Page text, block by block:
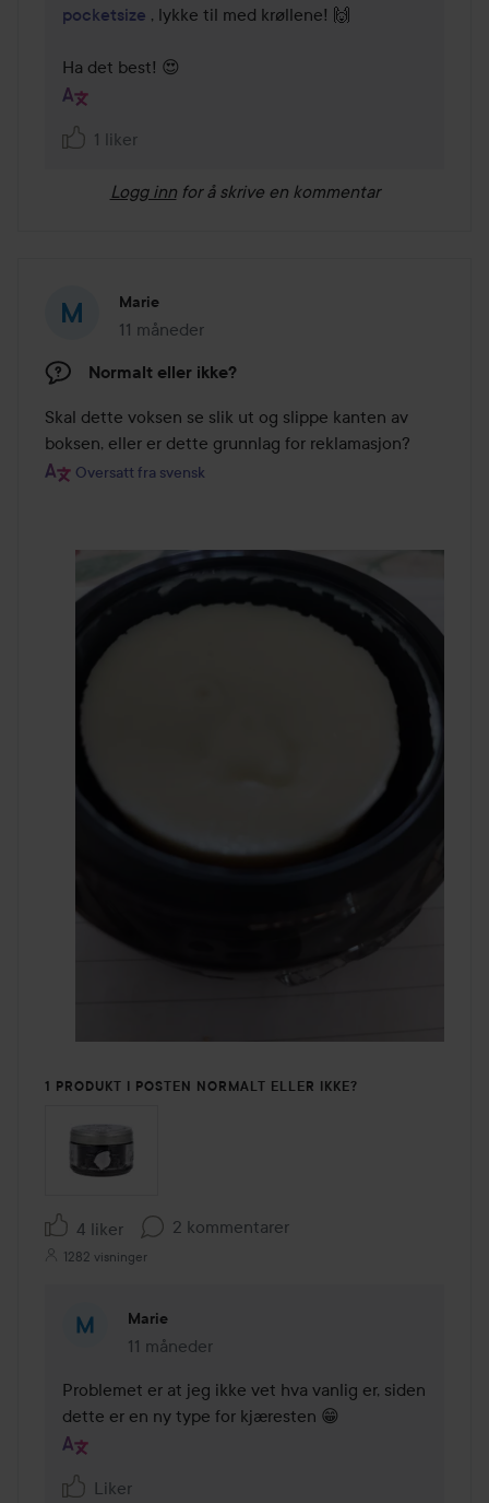
pocketsize , lykke til med krøllene! 🙌
Ha det best! 😍️
1 liker
Logg inn for å skrive en kommentar
Marie
11 måneder
Innlegget ble opprettet 11 måneder
Normalt eller ikke?
Skal dette voksen se slik ut og slippe kanten av
boksen, eller er dette grunnlag for reklamasjon?
Oversatt fra svensk
1 PRODUKT I POSTEN NORMALT ELLER IKKE?
4 liker 2 kommentarer
1282 visninger
Marie
11 måneder
Kommentaren lades 11 måneder
Problemet er at jeg ikke vet hva vanlig er, siden
dette er en ny type for kjæresten 😁
Liker